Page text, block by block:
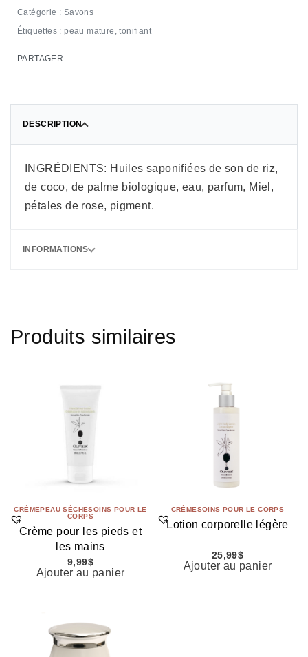
Catégorie : Savons
Étiquettes :peau mature ,tonifiant
PARTAGER
DESCRIPTION
INGRÉDIENTS: Huiles saponifiées de son de riz,
de coco, de palme biologique, eau, parfum, Miel,
pétales de rose, pigment.
INFORMATIONS
Produits similaires
CRÈMEPEAU SÈCHESOINS POUR LE
CORPS
Crème pour les pieds et
les mains
9,99$
Ajouter au panier
CRÈMESOINS POUR LE CORPS
Lotion corporelle légère
25,99$
Ajouter au panier